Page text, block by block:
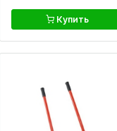
Купить